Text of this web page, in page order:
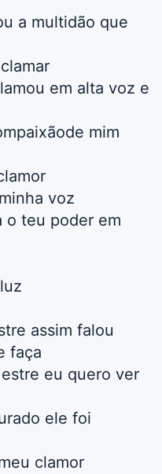
a multidão que
em alta voz e
mim
voz
o teu poder em
assim falou
faça
eu quero ver
ele foi
clamor